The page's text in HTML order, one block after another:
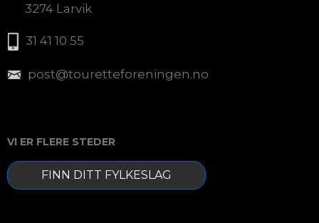
3274 Larvik
31 41 10 55
post@touretteforeningen.no
VI ER FLERE STEDER
FINN DITT FYLKESLAG